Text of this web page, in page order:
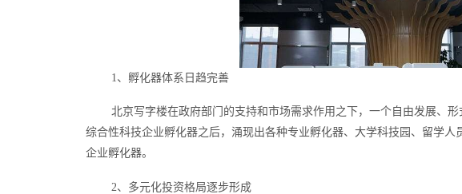
1、孵化器体系日趋完善
北京写字楼在政府部门的支持和市场需求作用之下，一个自由发展、
综合性科技企业孵化器之后，涌现出各种专业孵化器、大学科技园、留学
企业孵化器。
2、多元化投资格局逐步形成